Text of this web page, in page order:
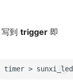
写到 trigger 即